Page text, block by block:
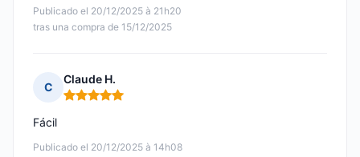
Publicado el 20/12/2025 à 21h20
tras una compra de 15/12/2025
C
Claude H.
Nota: 5 de 5
Publicado el 20/12/2025 à 14h08
Fácil